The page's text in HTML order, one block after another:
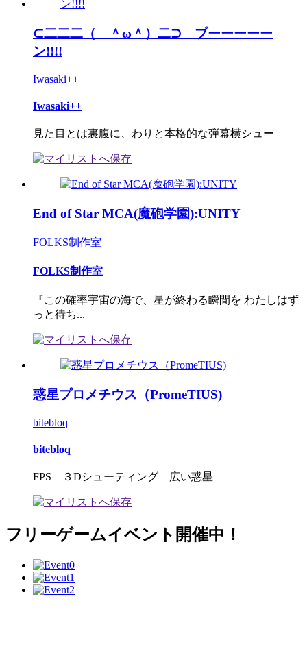
⊂二二二（ ＾ω＾）二⊃ ブーーーーー
ン!!!!
Iwasaki++
Iwasaki++
見た目とは裏腹に、わりと本格的な弾幕横シュー
End of Star MCA(魔砲学園):UNITY
FOLKS制作室
FOLKS制作室
『この確率宇宙の海で、星が終わる瞬間を わたしはず
っと待ち...
惑星プロメチウス（PromeTIUS)
bitebloq
bitebloq
FPS ３Dシューティング 広い惑星
フリーゲームイベント開催中！